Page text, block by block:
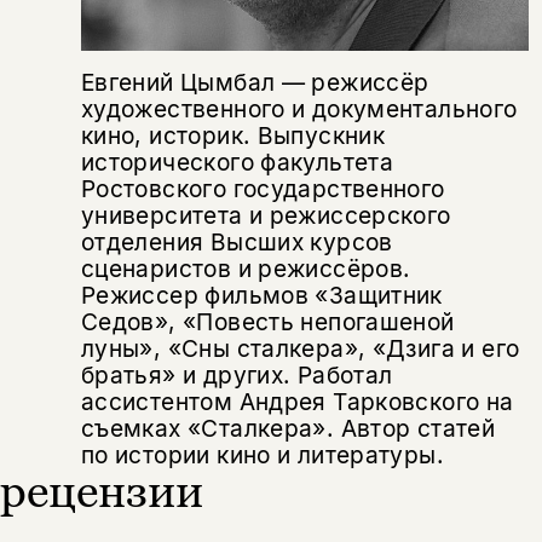
Евгений Цымбал — режиссёр
художественного и документального
кино, историк. Выпускник
исторического факультета
Ростовского государственного
университета и режиссерского
отделения Высших курсов
сценаристов и режиссёров.
Режиссер фильмов «Защитник
Седов», «Повесть непогашеной
луны», «Сны сталкера», «Дзига и его
братья» и других. Работал
ассистентом Андрея Тарковского на
съемках «Сталкера». Автор статей
по истории кино и литературы.
рецензии
Поделиться
Копировать
ссылку
Вконтакте Телеграм Дзен
Я соглашаюсь сПолитикой конфиденциальности
подписаться
Я соглашаюсь сПолитикой конфиденциальности
подписаться
несовершеннолетних
Скажите, пожалуйста,
вам уже исполнилось 18 лет?
да
нет, вернуться назад